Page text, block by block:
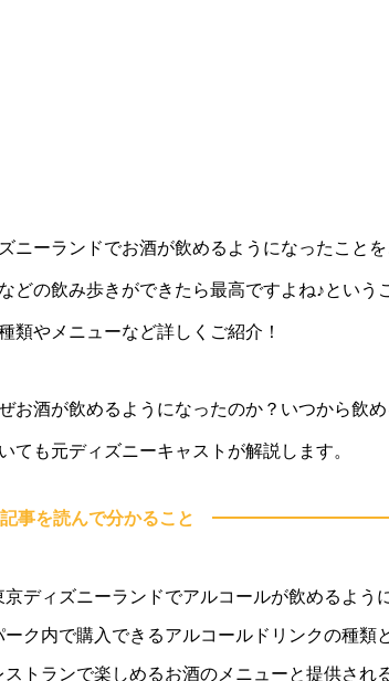
ニーランドでお酒が飲めるようになったこと
どの飲み歩きができたら最高ですよね♪という
類やメニューなど詳しくご紹介！
お酒が飲めるようになったのか？いつから飲
ても元ディズニーキャストが解説します。
事を読んで分かること
京ディズニーランドでアルコールが飲めるよう
ーク内で購入できるアルコールドリンクの種類
ストランで楽しめるお酒のメニューと提供され